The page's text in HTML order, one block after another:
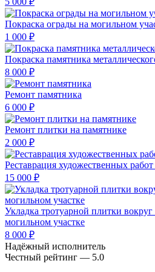
Покраска ограды на могильном
1 000 ₽
Покраска памятника
8 000 ₽
Ремонт памятника
6 000 ₽
Ремонт плитки на памятнике
2 000 ₽
Реставрация художественных
15 000 ₽
Укладка тротуарной плитки
могильном участке
8 000 ₽
Надёжный исполнитель
Чеcтный рейтинг — 5.0